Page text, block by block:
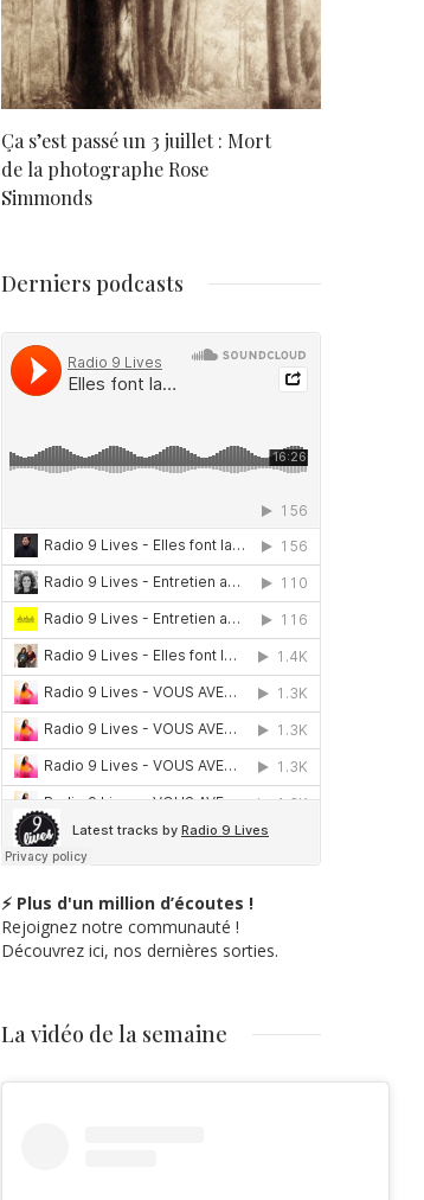
Ça s’est passé un 3 juillet : Mort
de la photographe Rose
Simmonds
Derniers podcasts
⚡ Plus d'un million d’écoutes !
Rejoignez notre communauté !
Découvrez ici, nos dernières sorties.
La vidéo de la semaine